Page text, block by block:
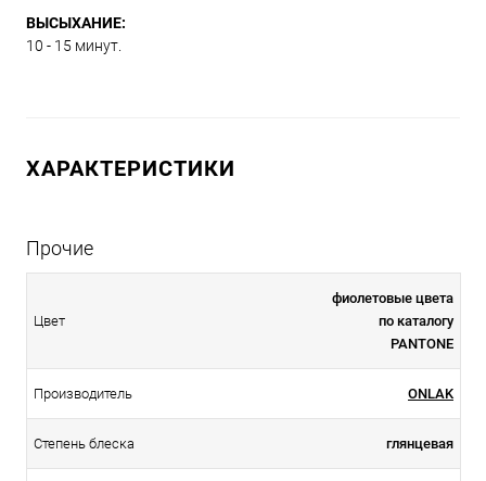
ВЫСЫХАНИЕ:
10 - 15 минут.
ХАРАКТЕРИСТИКИ
Прочие
Цвет
фиолетовые цвета
по каталогу
PANTONE
Производитель ONLAK
Степень блеска глянцевая